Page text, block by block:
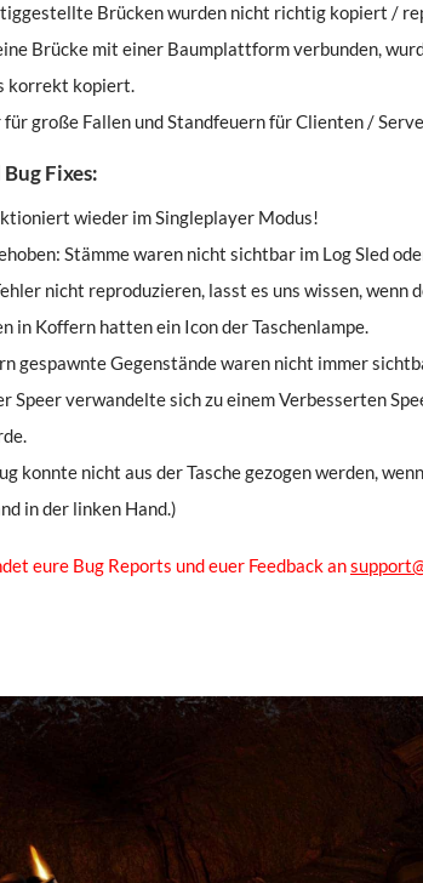
Brücken wurden nicht richtig kopiert /
Brücke mit einer Baumplattform verbunden,
korrekt kopiert.
große Fallen und Standfeuern für Clienten /
Fixes:
wieder im Singleplayer Modus!
Stämme waren nicht sichtbar im Log Sled
nicht reproduzieren, lasst es uns wissen,
in Koffern hatten ein Icon der Taschenlampe.
gespawnte Gegenstände waren nicht immer
Speer verwandelte sich zu einem Verbesserten
konnte nicht aus der Tasche gezogen werden,
in der linken Hand.)
eure Bug Reports und euer Feedback an